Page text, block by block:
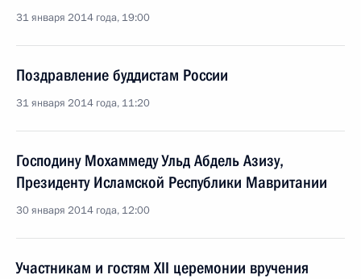
31 января 2014 года, 19:00
Поздравление буддистам России
31 января 2014 года, 11:20
Господину Мохаммеду Ульд Абдель Азизу,
Президенту Исламской Республики Мавритании
30 января 2014 года, 12:00
Участникам и гостям XII церемонии вручения